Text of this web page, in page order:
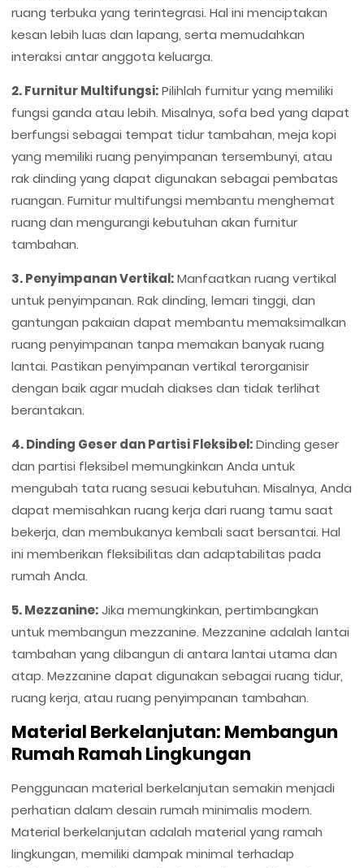
ruang terbuka yang terintegrasi. Hal ini menciptakan
kesan lebih luas dan lapang, serta memudahkan
interaksi antar anggota keluarga.
2. Furnitur Multifungsi:Pilihlah furnitur yang memiliki
fungsi ganda atau lebih. Misalnya, sofa bed yang dapat
berfungsi sebagai tempat tidur tambahan, meja kopi
yang memiliki ruang penyimpanan tersembunyi, atau
rak dinding yang dapat digunakan sebagai pembatas
ruangan. Furnitur multifungsi membantu menghemat
ruang dan mengurangi kebutuhan akan furnitur
tambahan.
3. Penyimpanan Vertikal:Manfaatkan ruang vertikal
untuk penyimpanan. Rak dinding, lemari tinggi, dan
gantungan pakaian dapat membantu memaksimalkan
ruang penyimpanan tanpa memakan banyak ruang
lantai. Pastikan penyimpanan vertikal terorganisir
dengan baik agar mudah diakses dan tidak terlihat
berantakan.
4. Dinding Geser dan Partisi Fleksibel:Dinding geser
dan partisi fleksibel memungkinkan Anda untuk
mengubah tata ruang sesuai kebutuhan. Misalnya, Anda
dapat memisahkan ruang kerja dari ruang tamu saat
bekerja, dan membukanya kembali saat bersantai. Hal
ini memberikan fleksibilitas dan adaptabilitas pada
rumah Anda.
5. Mezzanine:Jika memungkinkan, pertimbangkan
untuk membangun mezzanine. Mezzanine adalah lantai
tambahan yang dibangun di antara lantai utama dan
atap. Mezzanine dapat digunakan sebagai ruang tidur,
ruang kerja, atau ruang penyimpanan tambahan.
Material Berkelanjutan: Membangun
Rumah Ramah Lingkungan
Penggunaan material berkelanjutan semakin menjadi
perhatian dalam desain rumah minimalis modern.
Material berkelanjutan adalah material yang ramah
lingkungan, memiliki dampak minimal terhadap